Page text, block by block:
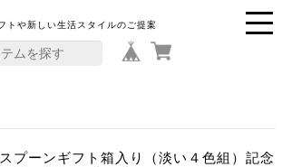
トや新しい生活スタイルのご提案
プーンギフト箱入り（淡い４色組）記念